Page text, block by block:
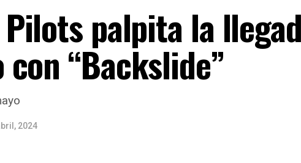
Pilots palpita la
“Backslide”
2024